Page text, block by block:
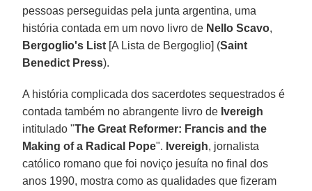
pessoas perseguidas pela junta argentina, uma
história contada em um novo livro de Nello Scavo,
Bergoglio's List [A Lista de Bergoglio] (Saint
Benedict Press).
A história complicada dos sacerdotes sequestrados é
contada também no abrangente livro de Ivereigh
intitulado "The Great Reformer: Francis and the
Making of a Radical Pope". Ivereigh, jornalista
católico romano que foi noviço jesuíta no final dos
anos 1990, mostra como as qualidades que fizeram